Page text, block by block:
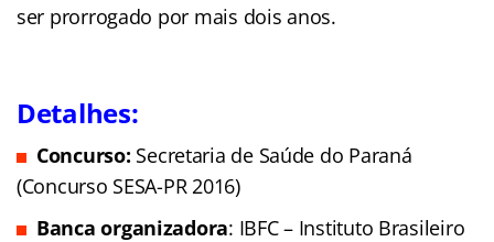
ser prorrogado por mais dois anos.
Detalhes:
Concurso: Secretaria de Saúde do Paraná
(Concurso SESA-PR 2016)
Banca organizadora: IBFC – Instituto Brasileiro